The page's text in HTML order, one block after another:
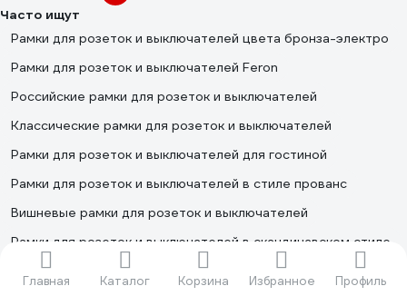
Главная Каталог Корзина Избранное Профиль
Часто ищут
Рамки для розеток и выключателей цвета бронза-электро
Рамки для розеток и выключателей Feron
Российские рамки для розеток и выключателей
Классические рамки для розеток и выключателей
Рамки для розеток и выключателей для гостиной
Рамки для розеток и выключателей в стиле прованс
Вишневые рамки для розеток и выключателей
Рамки для розеток и выключателей в скандинавском стиле
Шведские рамки для розеток и выключателей